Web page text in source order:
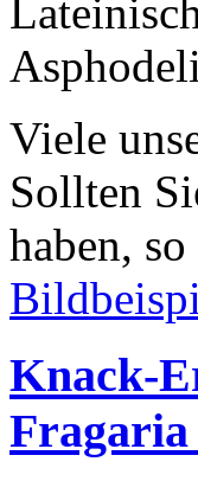
Viele
Sollten
haben,
Knack-